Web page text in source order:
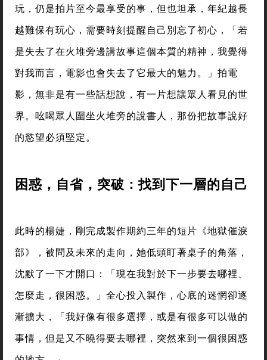
玩，仍是拍片至今最享受的事，但也坦承，年紀越長
越難保有玩心，需要時刻提醒自己別忘了初心，「若
是失去了在火堆旁邊講故事這個本質的精神，我覺得
對我而言，電影也會失去了它最大的魅力。」拍電
影，無非是有一些話想說，有一片想讓眾人看見的世
界。吆喝眾人圍坐火堆旁的說書人，那份把故事說好
的慾望必須堅定。
困惑，自省，突破：找到下一層的自己
此時的楊婕，剛完成製作期約三年的短片《地獄催淚
部》，被問及未來的走向，她低頭盯著桌子的角落，
沈默了一下才開口：「現在我對於下一步要去哪裡、
怎麼走，很困惑。」全心投入製作，心底的迷惘卻逐
漸擴大，「我好像有很多選擇，或是有很多可以做的
事情，但是又不曉得要去哪裡，突然來到一個很困惑